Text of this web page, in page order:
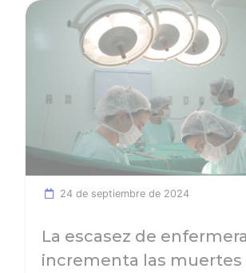
24 de septiembre de 2024
La escasez de
incrementa las muertes